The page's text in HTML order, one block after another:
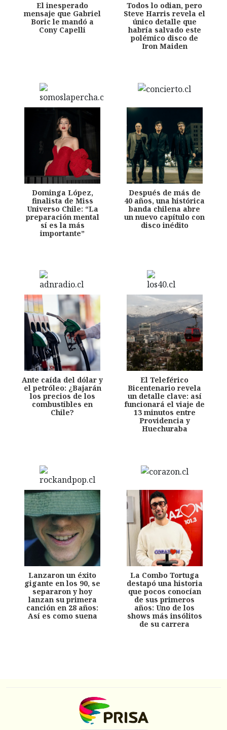
El inesperado
mensaje que Gabriel
Boric le mandó a
Cony Capelli
Todos lo odian, pero
Steve Harris revela el
único detalle que
habría salvado este
polémico disco de
Iron Maiden
Dominga López,
finalista de Miss
Universo Chile: “La
preparación mental
sí es la más
importante”
Después de más de
40 años, una histórica
banda chilena abre
un nuevo capítulo con
disco inédito
Ante caída del dólar y
el petróleo: ¿Bajarán
los precios de los
combustibles en
Chile?
El Teleférico
Bicentenario revela
un detalle clave: así
funcionará el viaje de
13 minutos entre
Providencia y
Huechuraba
Lanzaron un éxito
gigante en los 90, se
separaron y hoy
lanzan su primera
canción en 28 años:
Así es como suena
La Combo Tortuga
destapó una historia
que pocos conocían
de sus primeros
años: Uno de los
shows más insólitos
de su carrera